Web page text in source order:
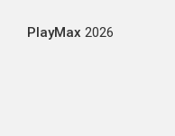
PlayMax 2026